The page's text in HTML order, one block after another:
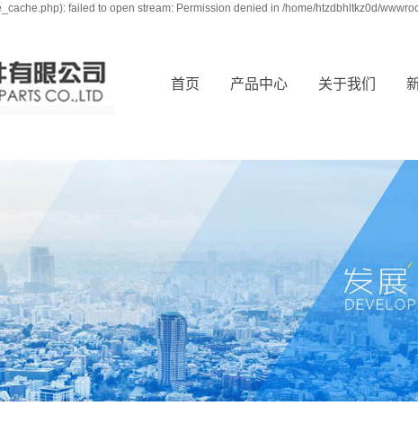
failed to open stream: Permission denied in /home/htzdbhltkz0d/
首页 产品中心 关于我们